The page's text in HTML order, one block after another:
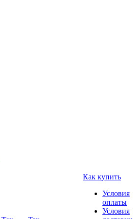
Как купить
Условия
оплаты
Условия